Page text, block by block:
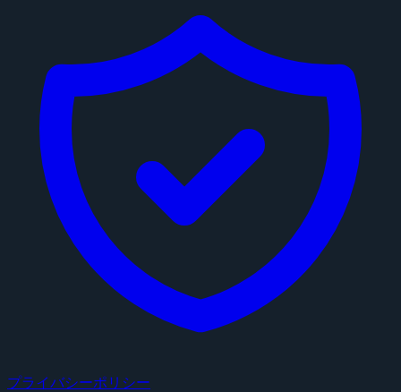
プライバシーポリシー